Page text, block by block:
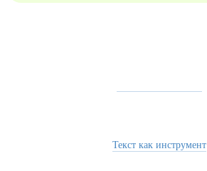
Текст как инструмент